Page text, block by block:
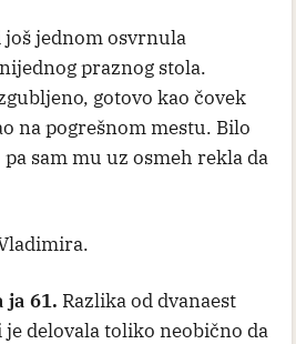
još jednom osvrnula
praznog stola.
gotovo kao čovek
na pogrešnom mestu. Bilo
sam mu uz osmeh rekla da
ja 61. Razlika od dvanaest
delovala toliko neobično da